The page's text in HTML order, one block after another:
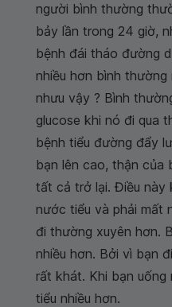
người bình thường
bảy lần trong 24 giờ,
bệnh đái tháo đường
nhiều hơn bình thường
nhưu vậy ? Bình
glucose khi nó đi qua
bệnh tiểu đường đẩy
bạn lên cao, thận của
tất cả trở lại. Điều này
nước tiểu và phải mất
đi thường xuyên hơn.
nhiều hơn. Bởi vì bạn
rất khát. Khi bạn uống
tiểu nhiều hơn.